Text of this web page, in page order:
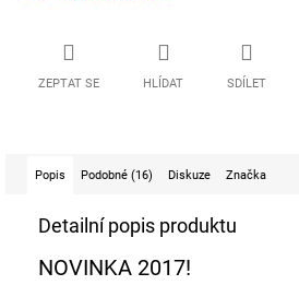
ZEPTAT SE HLÍDAT SDÍLET
Popis Podobné (16) Diskuze Značka
Detailní popis produktu
NOVINKA 2017!